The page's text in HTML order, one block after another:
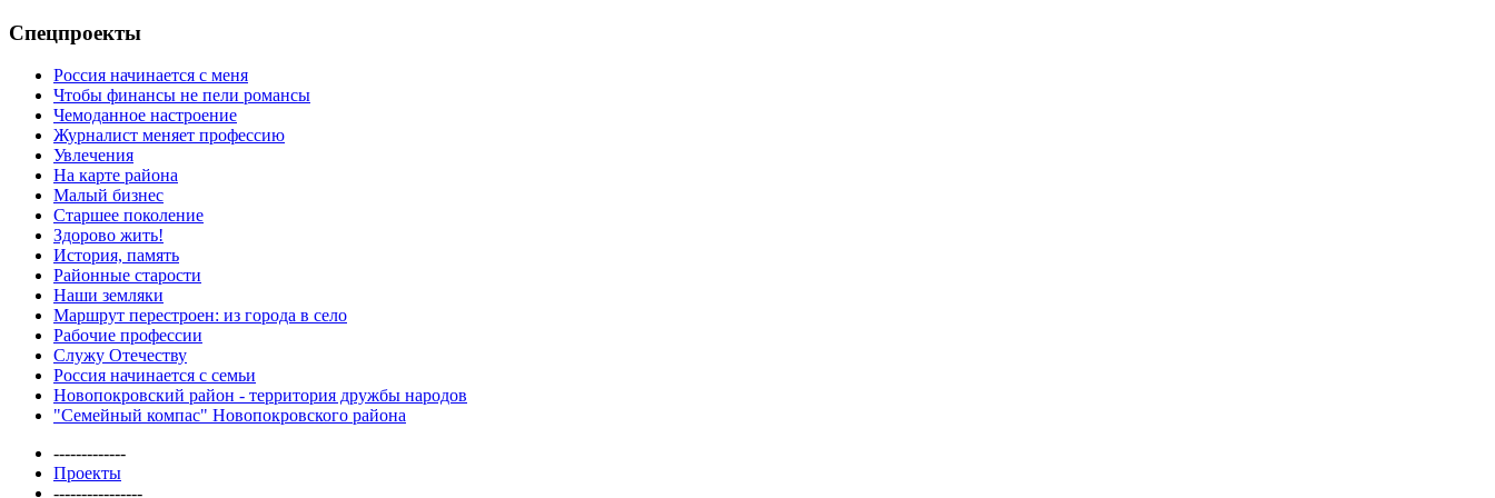
Спецпроекты
Россия начинается с меня
Чтобы финансы не пели романсы
Чемоданное настроение
Журналист меняет профессию
Увлечения
На карте района
Малый бизнес
Старшее поколение
Здорово жить!
История, память
Районные старости
Наши земляки
Маршрут перестроен: из города в село
Рабочие профессии
Служу Отечеству
Россия начинается с семьи
Новопокровский район - территория дружбы народов
"Семейный компас" Новопокровского района
-------------
Проекты
----------------